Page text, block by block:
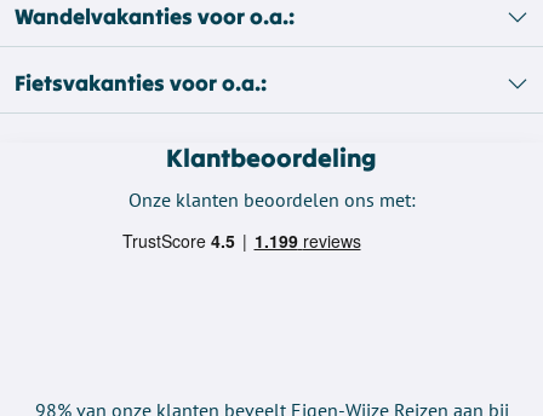
Wandelvakanties voor o.a.:
Fietsvakanties voor o.a.:
Klantbeoordeling
Onze klanten beoordelen ons met:
98% van onze klanten beveelt Eigen-Wijze Reizen aan bij